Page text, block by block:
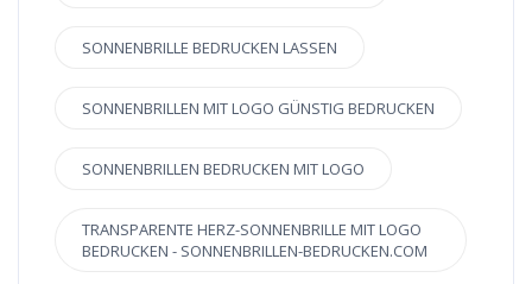
SONNENBRILLE BEDRUCKEN LASSEN
SONNENBRILLEN MIT LOGO GÜNSTIG BEDRUCKEN
SONNENBRILLEN BEDRUCKEN MIT LOGO
TRANSPARENTE HERZ-SONNENBRILLE MIT LOGO
BEDRUCKEN - SONNENBRILLEN-BEDRUCKEN.COM